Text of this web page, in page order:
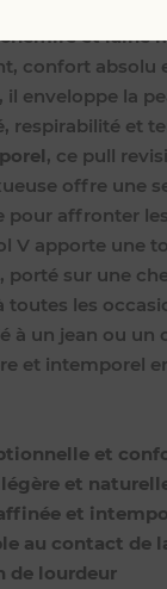
douceur,
et laine
confort absolu
, il enveloppe la
respirabilité et
, ce pull
offre une
pour affronter
V apporte une
sur une
toutes les
à un jean ou
et intemporel
et
légère et
et
au contact de
de lourdeur